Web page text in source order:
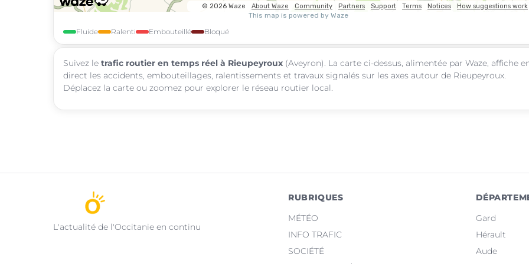
Fluide Ralenti Embouteillé Bloqué
Suivez le trafic routier en temps réel à Rieupeyroux (Aveyron). La carte ci-dessus, alimentée par Waze, affiche
direct les accidents, embouteillages, ralentissements et travaux signalés sur les axes autour de Rieupeyroux.
Déplacez la carte ou zoomez pour explorer le réseau routier local.
L'actualité de l'Occitanie en continu
RUBRIQUES
MÉTÉO
INFO TRAFIC
SOCIÉTÉ
Gard
Hérault
Aude